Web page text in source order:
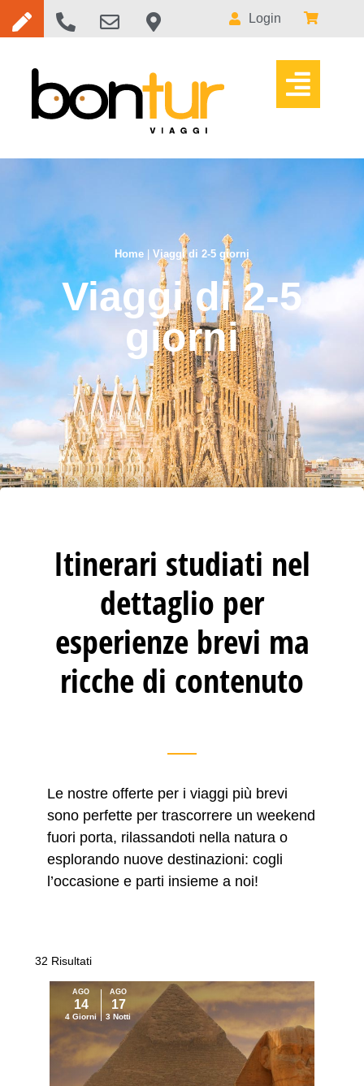
Login
Home Viaggi di 2-5 giorni
Viaggi di 2-5
giorni
Itinerari studiati nel
dettaglio per
esperienze brevi ma
ricche di contenuto
Le nostre offerte per i viaggi più brevi
sono perfette per trascorrere un weekend
fuori porta, rilassandoti nella natura o
esplorando nuove destinazioni: cogli
l’occasione e parti insieme a noi!
32 Risultati
AGO
14
4 Giorni
AGO
17
3 Notti